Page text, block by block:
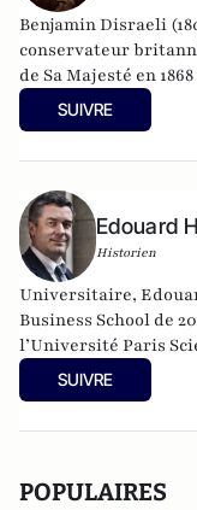
Benjamin Disraeli
conservateur
de Sa Majesté en
nous été quelque
semaines, des
l'historien Edouard
moment où se
nouveau clivage
"libéraux". Peut être
SUIVRE
Edouard
Historien
Universitaire,
Business School de
l’Université Paris
actuellement
d’Etudes
d’ouvrages et de
SUIVRE
POPULAIRES